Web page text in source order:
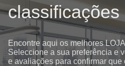
classificações
Encontre aqui os melhores
Seleccione a sua preferência e
e avaliações para confirmar que